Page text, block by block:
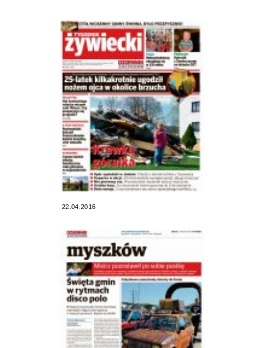
22.04.2016